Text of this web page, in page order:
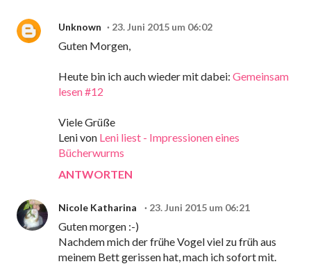
Unknown 23. Juni 2015 um 06:02
Guten Morgen,
Heute bin ich auch wieder mit dabei: Gemeinsam
lesen #12
Viele Grüße
Leni von Leni liest - Impressionen eines
Bücherwurms
ANTWORTEN
Nicole Katharina 23. Juni 2015 um 06:21
Guten morgen :-)
Nachdem mich der frühe Vogel viel zu früh aus
meinem Bett gerissen hat, mach ich sofort mit.